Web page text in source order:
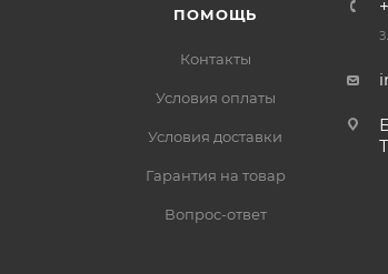
ПОМОЩЬ
Контакты
Условия оплаты
Условия доставки
Гарантия на товар
Вопрос-ответ